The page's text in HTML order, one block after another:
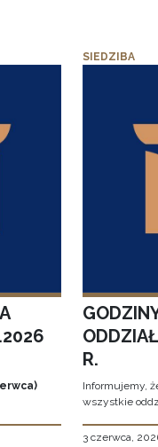
SIEDZIBA
R.
Informujemy,
wszystkie
3 czerwca,